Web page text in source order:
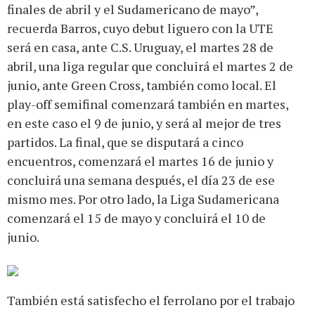
finales de abril y el Sudamericano de mayo”,
recuerda Barros, cuyo debut liguero con la UTE
será en casa, ante C.S. Uruguay, el martes 28 de
abril, una liga regular que concluirá el martes 2 de
junio, ante Green Cross, también como local. El
play-off semifinal comenzará también en martes,
en este caso el 9 de junio, y será al mejor de tres
partidos. La final, que se disputará a cinco
encuentros, comenzará el martes 16 de junio y
concluirá una semana después, el día 23 de ese
mismo mes. Por otro lado, la Liga Sudamericana
comenzará el 15 de mayo y concluirá el 10 de
junio.
También está satisfecho el ferrolano por el trabajo